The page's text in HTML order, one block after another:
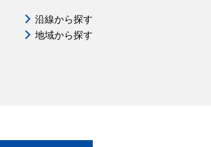
沿線から探す
地域から探す